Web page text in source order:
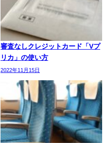
審査なしクレジットカード「Vプ
リカ」の使い方
2022年11月15日